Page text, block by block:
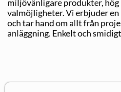
miljövänligare produkter, hög
valmöjligheter. Vi erbjuder
och tar hand om allt från
anläggning. Enkelt och